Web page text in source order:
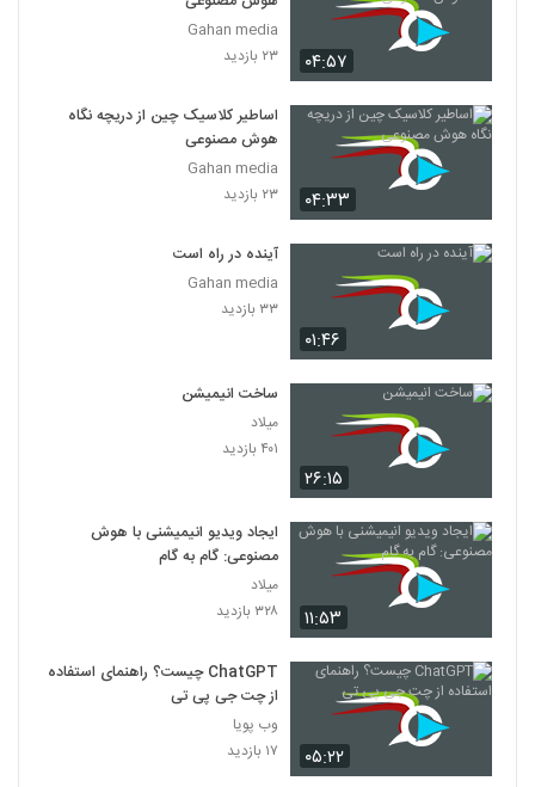
025022 - هوش مصنوعی سری اول
23
025023 - هوش مصنوعی سری اول
۴۷۷ بازدید
025024 - هوش مصنوعی سری اول
۵۰۷ بازدید
025025 - هوش مصنوعی سری اول
025026 - هوش مصنوعی سری اول
025027 - هوش مصنوعی سری اول
025028 - هوش مصنوعی سری اول
۴۶۰ بازدید
025029 - هوش مصنوعی سری اول
025030 - هوش مصنوعی سری اول
۰۴:۵۷
Gahan media
۲۳ بازدید
۰۴:۳۳
اساطیر کلاسیک چین از دریچه نگاه
هوش مصنوعی
Gahan media
۲۳ بازدید
۰۱:۴۶
آینده در راه است
Gahan media
۳۳ بازدید
۲۶:۱۵
ساخت انیمیشن
میلاد
۴۰۱ بازدید
۱۱:۵۳
ایجاد ویدیو انیمیشنی با هوش
مصنوعی: گام به گام
میلاد
۳۲۸ بازدید
۰۵:۲۲
ChatGPT چیست؟ راهنمای استفاده
از چت جی پی تی
وب پویا
۱۷ بازدید